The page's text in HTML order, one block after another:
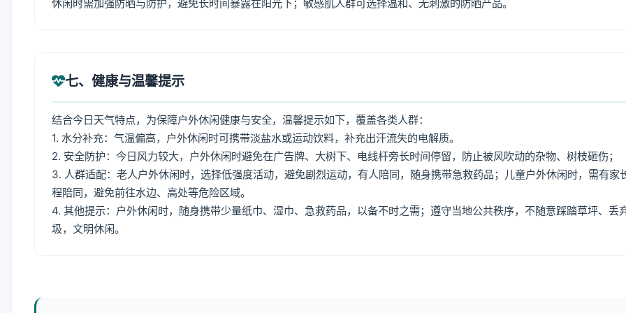
休闲时需加强防晒与防护，避免长时间暴露在阳光下；敏感肌人群可选择温和、无刺激的防晒产品。
七、健康与温馨提示
结合今日天气特点，为保障户外休闲健康与安全，温馨提示如下，覆盖各类人群：
1. 水分补充：气温偏高，户外休闲时可携带淡盐水或运动饮料，补充出汗流失的电解质。
2. 安全防护：今日风力较大，户外休闲时避免在广告牌、大树下、电线杆旁长时间停留，防止被风吹动的杂物、树枝砸伤；
3. 人群适配：老人户外休闲时，选择低强度活动，避免剧烈运动，有人陪同，随身携带急救药品；儿童户外休闲时，需有家
程陪同，避免前往水边、高处等危险区域。
4. 其他提示：户外休闲时，随身携带少量纸巾、湿巾、急救药品，以备不时之需；遵守当地公共秩序，不随意踩踏草坪、丢
圾，文明休闲。